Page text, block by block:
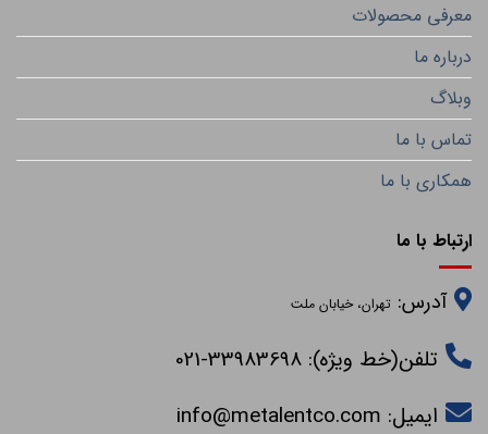
معرفی محصولات
درباره ما
وبلاگ
تماس با ما
همکاری با ما
ارتباط با ما
آدرس:تهران، خیابان ملت
تلفن(خط ویژه): 33983698-021
ایمیل:info@metalentco.com